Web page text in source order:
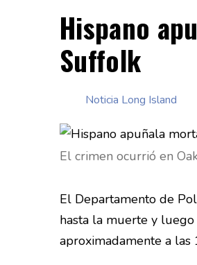
Hispano
Suffolk
Noticia Long Island
El crimen ocurrió en
El Departamento de
hasta la muerte y
aproximadamente a las